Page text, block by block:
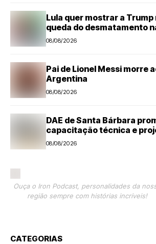
Lula quer mostrar a Trump
queda do desmatamento
08/08/2026
Pai de Lionel Messi morre
Argentina
08/08/2026
DAE de Santa Bárbara
capacitação técnica e
anual de mais de R$ 300
08/08/2026
Ouça o Iron Podcast, personalidades da
região sempre com histórias incríveis!
CATEGORIAS